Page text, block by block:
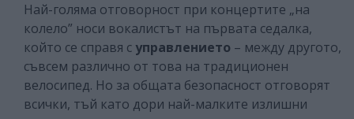
Най-голяма отговорност при концертите „на
колело” носи вокалистът на първата седалка,
който се справя с управлението – между другото,
съвсем различно от това на традиционен
велосипед. Но за общата безопасност отговорят
всички, тъй като дори най-малките излишни